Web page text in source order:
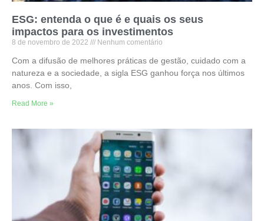
ESG: entenda o que é e quais os seus
impactos para os investimentos
8 de novembro de 2022 Nenhum comentário
Com a difusão de melhores práticas de gestão, cuidado com a
natureza e a sociedade, a sigla ESG ganhou força nos últimos
anos. Com isso,
Read More »